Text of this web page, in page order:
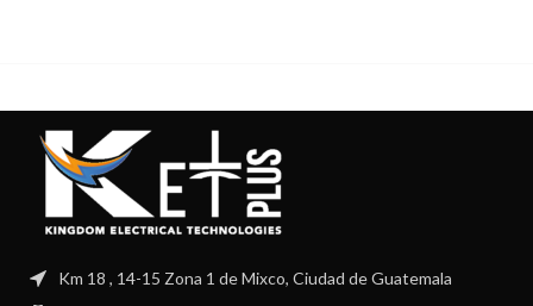
Km 18 , 14-15 Zona 1 de Mixco, Ciudad de Guatemala